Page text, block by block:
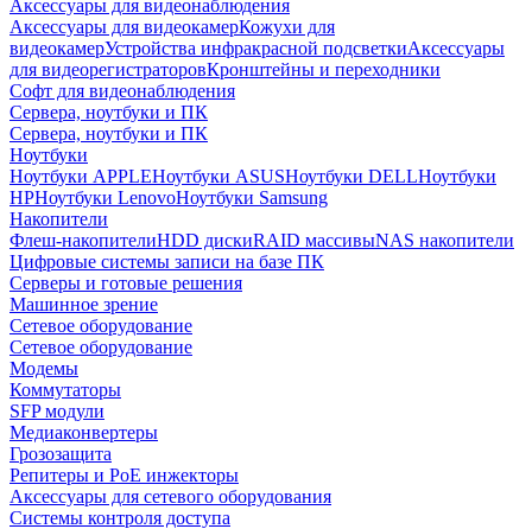
Аксессуары для видеонаблюдения
Аксессуары для видеокамерКожухи для
видеокамерУстройства инфракрасной подсветкиАксессуары
для видеорегистраторовКронштейны и переходники
Софт для видеонаблюдения
Сервера, ноутбуки и ПК
Сервера, ноутбуки и ПК
Ноутбуки
Ноутбуки APPLEНоутбуки ASUSНоутбуки DELLНоутбуки
HPНоутбуки LenovoНоутбуки Samsung
Накопители
Флеш-накопителиHDD дискиRAID массивыNAS накопители
Цифровые системы записи на базе ПК
Серверы и готовые решения
Машинное зрение
Сетевое оборудование
Сетевое оборудование
Модемы
Коммутаторы
SFP модули
Медиаконвертеры
Грозозащита
Репитеры и PoE инжекторы
Аксессуары для сетевого оборудования
Системы контроля доступа